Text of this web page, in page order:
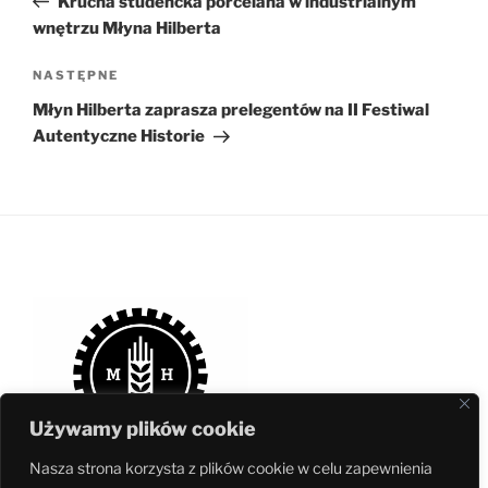
Używamy plików cookie
Nasza strona korzysta z plików cookie w celu zapewnienia
wnętrzu Młyna Hilberta
Następny
wpis
NASTĘPNE
Młyn Hilberta zaprasza prelegentów na II Festiwal
Autentyczne Historie